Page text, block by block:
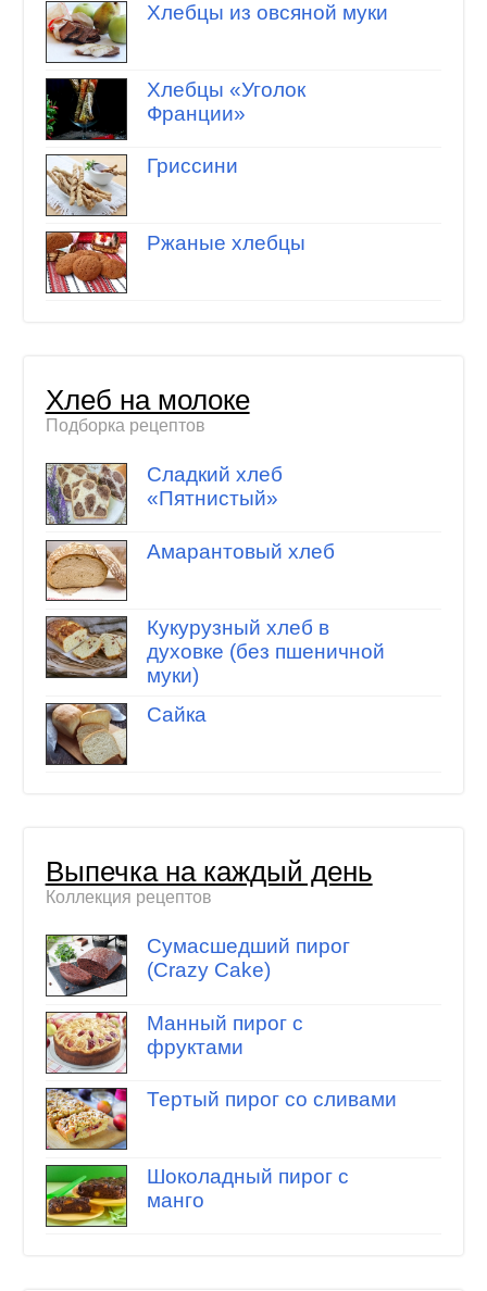
Хлебцы из овсяной муки
Хлебцы «Уголок
Франции»
Гриссини
Ржаные хлебцы
Хлеб на молоке
Подборка рецептов
Сладкий хлеб
«Пятнистый»
Амарантовый хлеб
Кукурузный хлеб в
духовке (без пшеничной
муки)
Сайка
Выпечка на каждый день
Коллекция рецептов
Сумасшедший пирог
(Crazy Cake)
Манный пирог с
фруктами
Тертый пирог со сливами
Шоколадный пирог с
манго